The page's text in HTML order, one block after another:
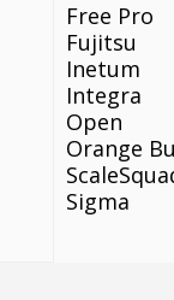
Free Pro
Fujitsu
Inetum
Integra
Open
Orange
Sigma